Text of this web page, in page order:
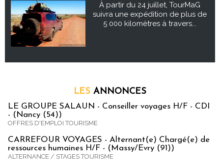
À partir du 24 juillet, TourMaG
suivra une expédition de plus de
5 000 kilomètres à travers...
LES ANNONCES
LE GROUPE SALAUN - Conseiller voyages H/F - CDI
- (Nancy (54))
OFFRES D'EMPLOI TOURISME
CARREFOUR VOYAGES - Alternant(e) Chargé(e) de
ressources humaines H/F - (Massy/Evry (91))
ALTERNANCE / STAGES TOURISME